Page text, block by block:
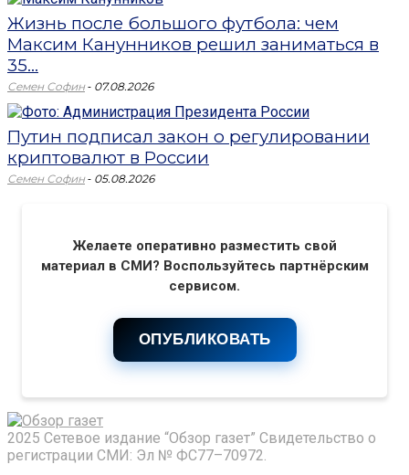
Жизнь после большого футбола: чем
Максим Канунников решил заниматься в
35...
Семен Софин - 07.08.2026
Путин подписал закон о регулировании
криптовалют в России
Семен Софин - 05.08.2026
Желаете оперативно разместить свой
материал в СМИ? Воспользуйтесь партнёрским
сервисом.
ОПУБЛИКОВАТЬ
2025 Сетевое издание “Обзор газет” Свидетельство о
регистрации СМИ: Эл № ФС77–70972.